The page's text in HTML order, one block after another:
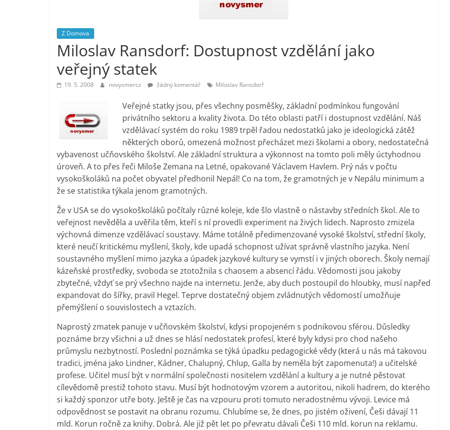
Z Domova
Miloslav Ransdorf: Dostupnost vzdělání jako
veřejný statek
19. 5. 2008 novysmercz žádný komentář Miloslav Ransdorf
Veřejné statky jsou, přes všechny posměšky, základní podmínkou fungování
privátního sektoru a kvality života. Do této oblasti patří i dostupnost vzdělání. Náš
vzdělávací systém do roku 1989 trpěl řadou nedostatků jako je ideologická zátěž
některých oborů, omezená možnost přecházet mezi školami a obory, nedostatečná
vybavenost učňovského školství. Ale základní struktura a výkonnost na tomto poli měly úctyhodnou
úroveň. A to přes řeči Miloše Zemana na Letné, opakované Václavem Havlem. Prý nás v počtu
vysokoškoláků na počet obyvatel předhonil Nepál! Co na tom, že gramotných je v Nepálu minimum a
že se statistika týkala jenom gramotných.
Že v USA se do vysokoškoláků počítaly různé koleje, kde šlo vlastně o nástavby středních škol. Ale to
veřejnost nevěděla a uvěřila těm, kteří s ní provedli experiment na živých lidech. Naprosto zmizela
výchovná dimenze vzdělávací soustavy. Máme totálně předimenzované vysoké školství, střední školy,
které neučí kritickému myšlení, školy, kde upadá schopnost užívat správně vlastního jazyka. Není
soustavného myšlení mimo jazyka a úpadek jazykové kultury se vymstí i v jiných oborech. Školy nemají
kázeňské prostředky, svoboda se ztotožnila s chaosem a absencí řádu. Vědomosti jsou jakoby
zbytečné, vždyť se prý všechno najde na internetu. Jenže, aby duch postoupil do hloubky, musí napřed
expandovat do šířky, pravil Hegel. Teprve dostatečný objem zvládnutých vědomostí umožňuje
přemýšlení o souvislostech a vztazích.
Naprostý zmatek panuje v učňovském školství, kdysi propojeném s podnikovou sférou. Důsledky
poznáme brzy všichni a už dnes se hlásí nedostatek profesí, které byly kdysi pro chod našeho
průmyslu nezbytností. Poslední poznámka se týká úpadku pedagogické vědy (která u nás má takovou
tradici, jména jako Lindner, Kádner, Chalupný, Chlup, Galla by neměla být zapomenuta!) a učitelské
profese. Učitel musí být v normální společnosti nositelem vzdělání a kultury a je nutné pěstovat
cílevědomě prestiž tohoto stavu. Musí být hodnotovým vzorem a autoritou, nikoli hadrem, do kterého
si každý sponzor utře boty. Ještě je čas na vzpouru proti tomuto neradostnému vývoji. Levice má
odpovědnost se postavit na obranu rozumu. Chlubíme se, že dnes, po jistém oživení, Češi dávají 11
mld. Korun ročně za knihy. Dobrá. Ale již pět let po převratu dávali Češi 110 mld. korun na reklamu.